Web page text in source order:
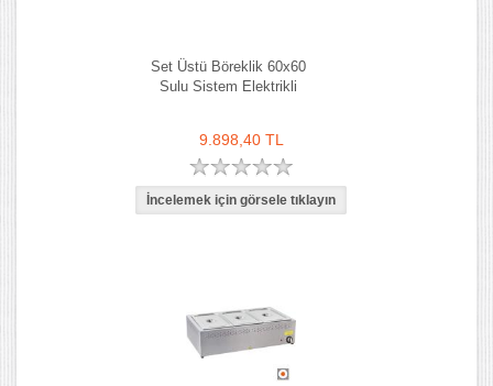
Set Üstü Böreklik 60x60
Sulu Sistem Elektrikli
9.898,40 TL